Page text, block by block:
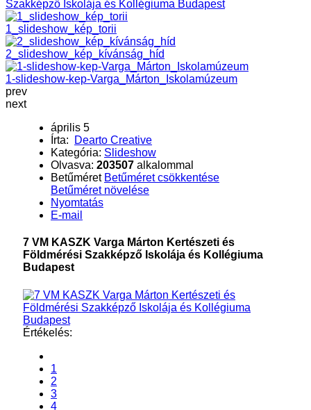
Szakképző Iskolája és Kollégiuma Budapest
1_slideshow_kép_torii
2_slideshow_kép_kívánság_híd
1-slideshow-kep-Varga_Márton_Iskolamúzeum
prev
next
április 5
Írta:
Dearto Creative
Kategória: Slideshow
Olvasva: 203507 alkalommal
Betűméret Betűméret csökkentése
Betűméret növelése
Nyomtatás
E-mail
7 VM KASZK Varga Márton Kertészeti és
Földmérési Szakképző Iskolája és Kollégiuma
Budapest
Értékelés:
1
2
3
4